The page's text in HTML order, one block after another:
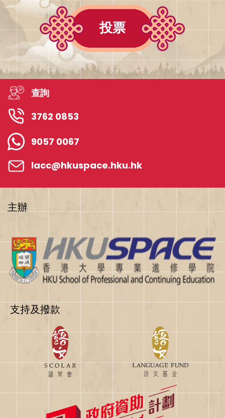
投票
查詢
3762 0853
9057 0067
lacc@hkuspace.hku.hk
主辦
支持及撥款